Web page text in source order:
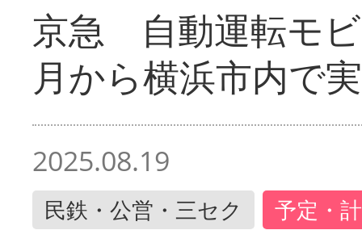
京急 自動運転モ
月から横浜市内で
2025.08.19
民鉄・公営・三セク 予定・